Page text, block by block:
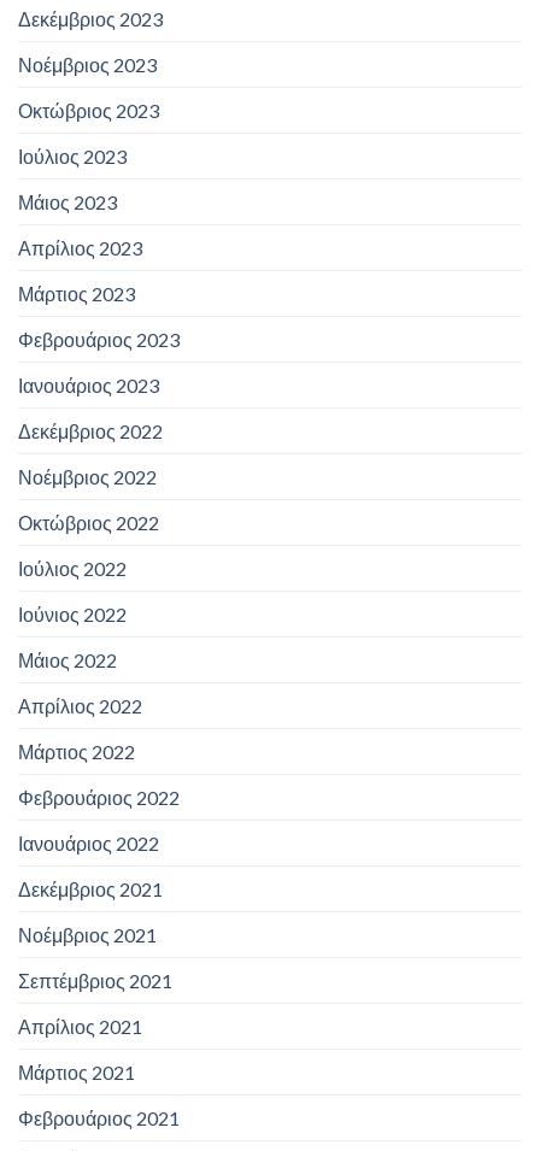
Δεκέμβριος 2023
Νοέμβριος 2023
Οκτώβριος 2023
Ιούλιος 2023
Μάιος 2023
Απρίλιος 2023
Μάρτιος 2023
Φεβρουάριος 2023
Ιανουάριος 2023
Δεκέμβριος 2022
Νοέμβριος 2022
Οκτώβριος 2022
Ιούλιος 2022
Ιούνιος 2022
Μάιος 2022
Απρίλιος 2022
Μάρτιος 2022
Φεβρουάριος 2022
Ιανουάριος 2022
Δεκέμβριος 2021
Νοέμβριος 2021
Σεπτέμβριος 2021
Απρίλιος 2021
Μάρτιος 2021
Φεβρουάριος 2021